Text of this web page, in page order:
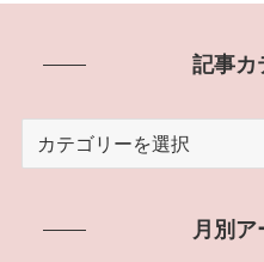
記事カ
月別ア